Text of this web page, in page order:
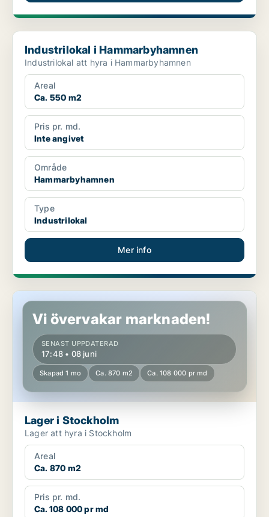
Industrilokal i Hammarbyhamnen
Industrilokal i Hammarbyhamnen
Industrilokal att hyra i Hammarbyhamnen
Areal
Ca. 550 m2
Pris pr. md.
Inte angivet
Område
Hammarbyhamnen
Type
Industrilokal
Mer info
Lager i Stockholm
Vi övervakar marknaden!
SENAST UPPDATERAD
17:48 • 08 juni
Skapad 1 mo Ca. 870 m2 Ca. 108 000 pr md
Lager i Stockholm
Lager att hyra i Stockholm
Areal
Ca. 870 m2
Pris pr. md.
Ca. 108 000 pr md